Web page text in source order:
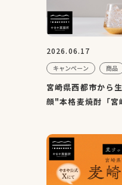
2026.06.17
キャンペーン 商品
宮崎県西都市から
顔"本格麦焼酎「宮